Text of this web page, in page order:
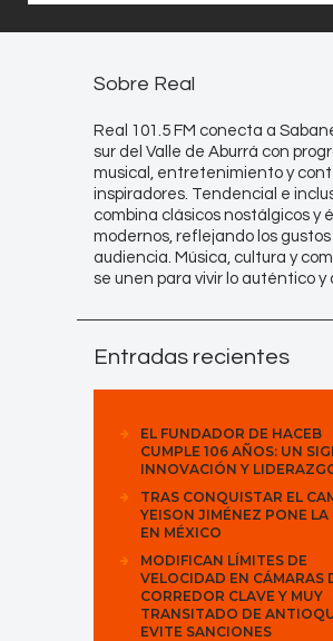
Sobre Real
Real 101.5 FM conecta a
sur del Valle de Aburrá con
musical, entretenimiento y
inspiradores. Tendencial e
combina clásicos nostálgicos y
modernos, reflejando los gustos
audiencia. Música, cultura y
se unen para vivir lo auténtico y
Entradas recientes
EL FUNDADOR DE HACEB
CUMPLE 106 AÑOS: UN
INNOVACIÓN Y
TRAS CONQUISTAR EL
YEISON JIMÉNEZ PONE LA
EN MÉXICO
MODIFICAN LÍMITES DE
VELOCIDAD EN CÁMARAS
CORREDOR CLAVE Y MUY
TRANSITADO DE
EVITE SANCIONES